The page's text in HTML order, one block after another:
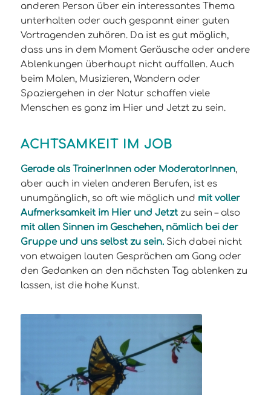
anderen Person über ein interessantes Thema
unterhalten oder auch gespannt einer guten
Vortragenden zuhören. Da ist es gut möglich,
dass uns in dem Moment Geräusche oder andere
Ablenkungen überhaupt nicht auffallen. Auch
beim Malen, Musizieren, Wandern oder
Spaziergehen in der Natur schaffen viele
Menschen es ganz im Hier und Jetzt zu sein.
ACHTSAMKEIT IM JOB
Gerade als TrainerInnen oder ModeratorInnen,
aber auch in vielen anderen Berufen, ist es
unumgänglich, so oft wie möglich und mit voller
Aufmerksamkeit im Hier und Jetztzu sein – also
mit allen Sinnen im Geschehen, nämlich bei der
Gruppe und uns selbst zu sein.Sich dabei nicht
von etwaigen lauten Gesprächen am Gang oder
den Gedanken an den nächsten Tag ablenken zu
lassen, ist die hohe Kunst.